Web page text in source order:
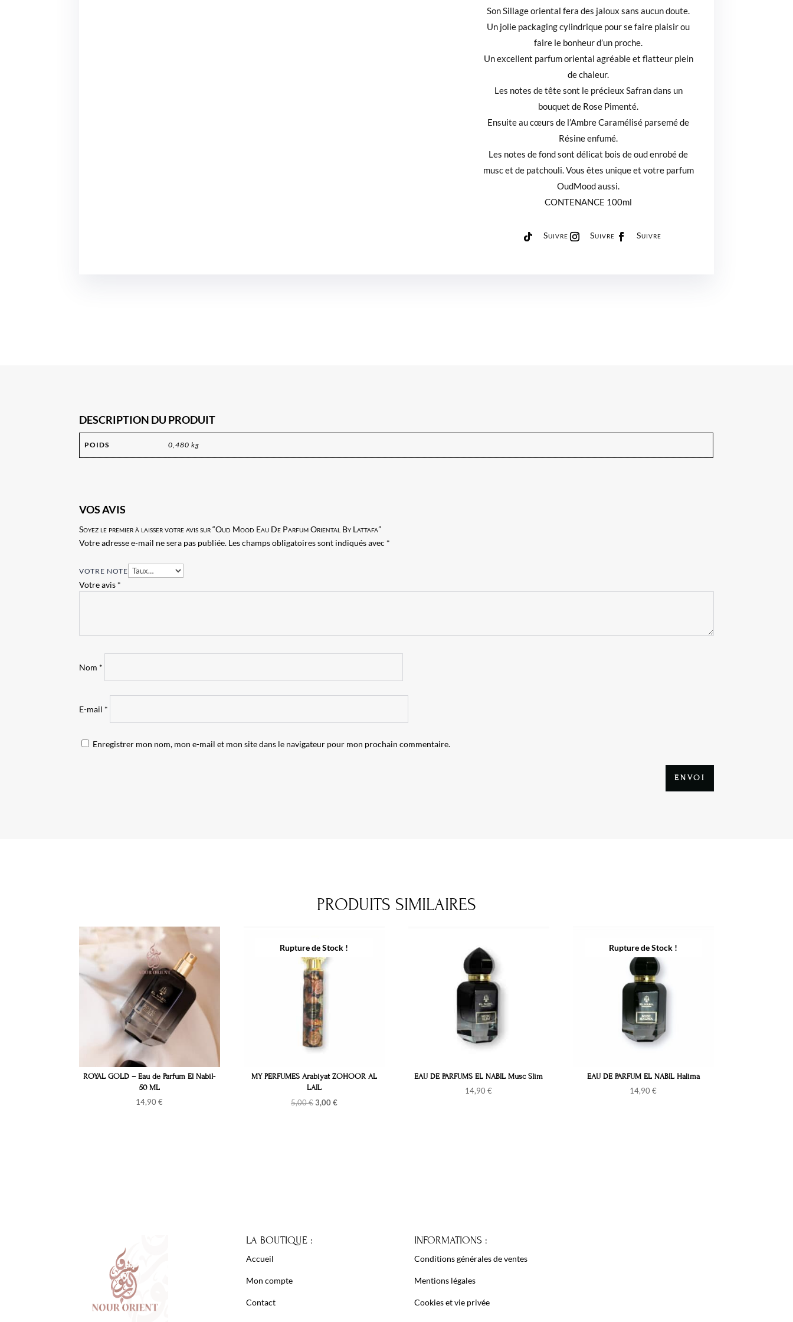
BY
LATTAFA
Son Sillage oriental fera des jaloux sans aucun doute.
Un jolie packaging cylindrique pour se faire plaisir ou
faire le bonheur d’un proche.
Un excellent parfum oriental agréable et flatteur plein
de chaleur.
Les notes de tête sont le précieux Safran dans un
bouquet de Rose Pimenté.
Ensuite au cœurs de l’Ambre Caramélisé parsemé de
Résine enfumé.
Les notes de fond sont délicat bois de oud enrobé de
musc et de patchouli. Vous êtes unique et votre parfum
OudMood aussi.
CONTENANCE 100ml
Suivre Suivre Suivre
DESCRIPTION DU PRODUIT
POIDS 0,480 kg
VOS AVIS
Soyez le premier à laisser votre avis sur “Oud Mood Eau De Parfum Oriental By Lattafa”
Votre adresse e-mail ne sera pas publiée. Les champs obligatoires sont indiqués avec *
VOTRE NOTE
Votre avis *
Nom *
E-mail *
Enregistrer mon nom, mon e-mail et mon site dans le navigateur pour mon prochain commentaire.
ENVOI
PRODUITS SIMILAIRES
ROYAL GOLD – Eau de Parfum El Nabil-
50 ML
14,90€
MY PERFUMES Arabiyat ZOHOOR AL
LAIL
5,00€ Le
3,00€Le
EAU DE PARFUMS EL NABIL Musc Slim
14,90€
EAU DE PARFUM EL NABIL Halima
14,90€
LA BOUTIQUE :
Accueil
Mon compte
Contact
INFORMATIONS :
Conditions générales de ventes
Mentions légales
Cookies et vie privée